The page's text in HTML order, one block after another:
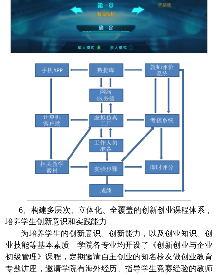
6 、构建多层次、立体化、全覆盖的创新创业课程体系，
培养学生创新意识和实践能力
为培养学生的创新意识、创新能力，以及创业知识、创
业技能等基本素质，学院各专业均开设了《创新创业与企业
初级管理》课程，定期邀请自主创业的知名校友做创业教育
专题讲座，邀请学院有海外经历、指导学生竞赛经验的教师